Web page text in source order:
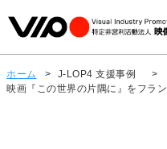
ホーム > J-LOP4 支援事例
>
映画『この世界の片隅に』をフラ